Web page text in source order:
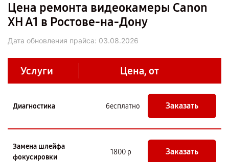
Цена ремонта видеокамеры Canon
XH A1 в Ростове-на-Дону
Дата обновления прайса: 03.08.2026
Услуги Цена, от
Диагностика бесплатно Заказать
Замена шлейфа
фокусировки
1800 р Заказать